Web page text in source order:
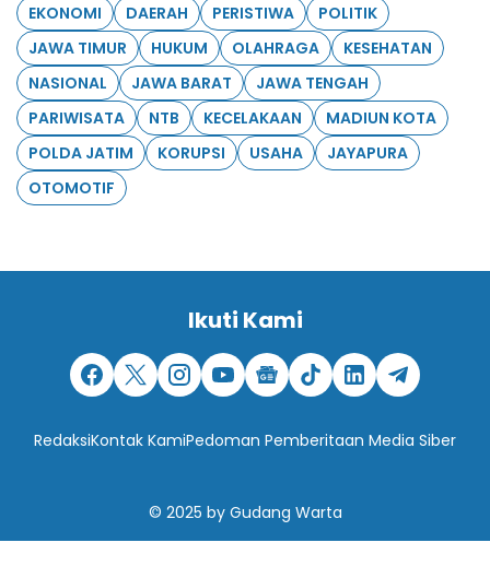
EKONOMI
DAERAH PERISTIWA
POLITIK
JAWA TIMUR
HUKUM OLAHRAGA
KESEHATAN
NASIONAL
JAWA BARAT
JAWA TENGAH
PARIWISATA
NTB KECELAKAAN
MADIUN KOTA
POLDA JATIM
KORUPSI USAHA
JAYAPURA
OTOMOTIF
Ikuti Kami
RedaksiKontak KamiPedoman Pemberitaan Media Siber
© 2025 by Gudang Warta